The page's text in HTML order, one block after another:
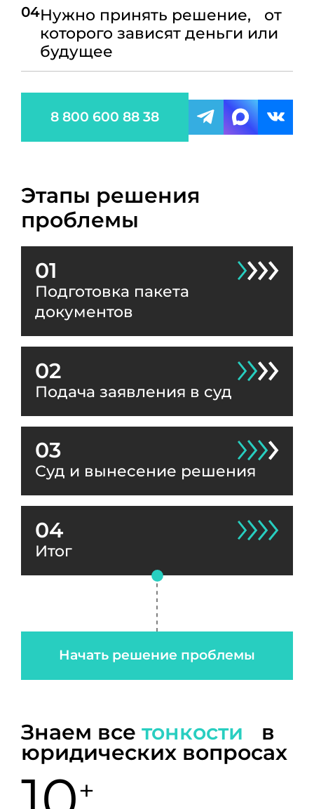
04Нужно принять решение, от
которого зависят деньги или
будущее
8 800 600 88 38
Этапы решения
проблемы
01
Подготовка пакета
документов
02
Подача заявления в суд
03
Суд и вынесение решения
04
Итог
Начать решение проблемы
Знаем все тонкости в
юридических вопросах
+